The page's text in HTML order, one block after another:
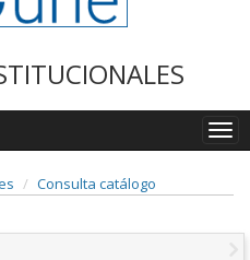
Consulta catálogo